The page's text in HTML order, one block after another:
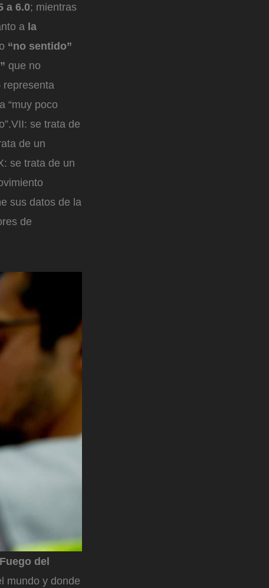
a 6.0; mientras
a la
“no sentido”
que no
representa
“muy poco
se trata de
de un
se trata de un
sus datos de la
de
del
mundo y donde